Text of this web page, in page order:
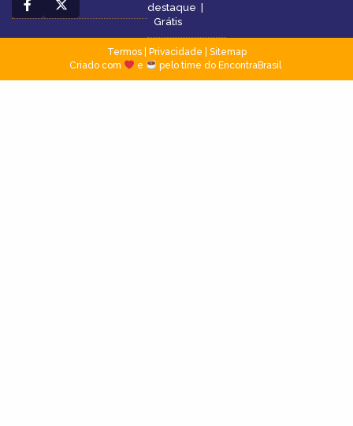
destaque |
Grátis
Termos| Privacidade
Sitemap
Criado com
e pelo time do EncontraBrasil